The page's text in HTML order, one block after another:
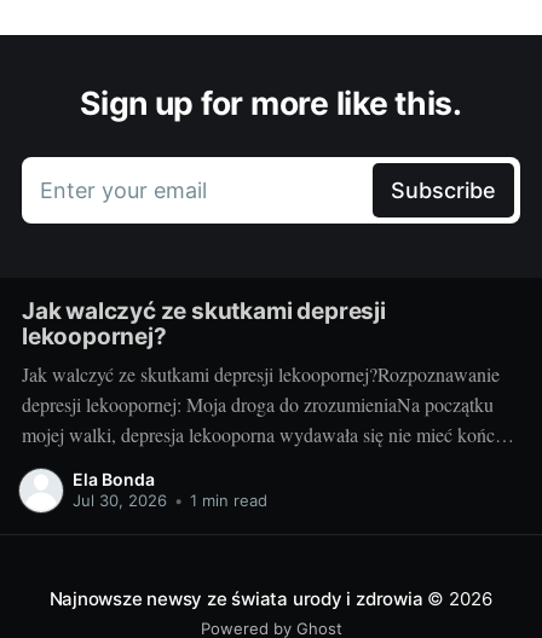
Sign up for more like this.
Enter your email Subscribe
Jak walczyć ze skutkami depresji
lekoopornej?
Jak walczyć ze skutkami depresji lekoopornej?Rozpoznawanie
depresji lekoopornej: Moja droga do zrozumieniaNa początku
mojej walki, depresja lekooporna wydawała się nie mieć końca.
Czułam, że znajduję się w ciemnym tunelu. Na szczęście, z
czasem, zaczęłam rozumieć, czym jest depresja lekooporna, jakie
Ela Bonda
Jul 30, 2026 • 1 min read
Najnowsze newsy ze świata urody i zdrowia © 2026
Powered by Ghost